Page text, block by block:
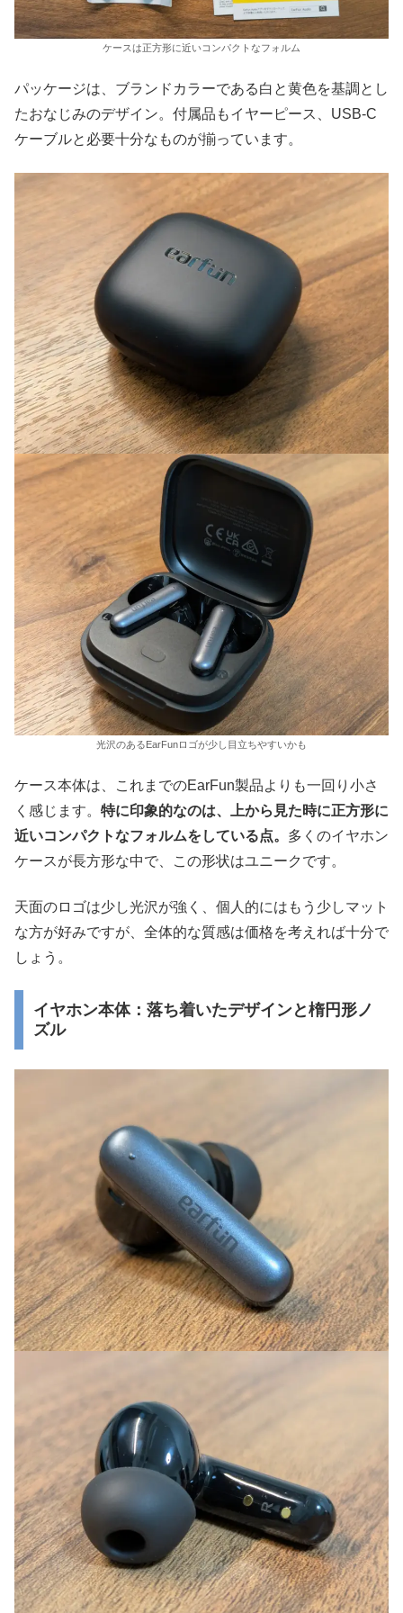
ケースは正方形に近いコンパクトなフォルム
パッケージは、ブランドカラーである白と黄色を基調とし
たおなじみのデザイン。付属品もイヤーピース、USB-C
ケーブルと必要十分なものが揃っています。
光沢のあるEarFunロゴが少し目立ちやすいかも
ケース本体は、これまでのEarFun製品よりも一回り小さ
く感じます。 特に印象的なのは、上から見た時に正方形に
近いコンパクトなフォルムをしている点。 多くのイヤホン
ケースが長方形な中で、この形状はユニークです。
天面のロゴは少し光沢が強く、個人的にはもう少しマット
な方が好みですが、全体的な質感は価格を考えれば十分で
しょう。
イヤホン本体：落ち着いたデザインと楕円形ノ
ズル